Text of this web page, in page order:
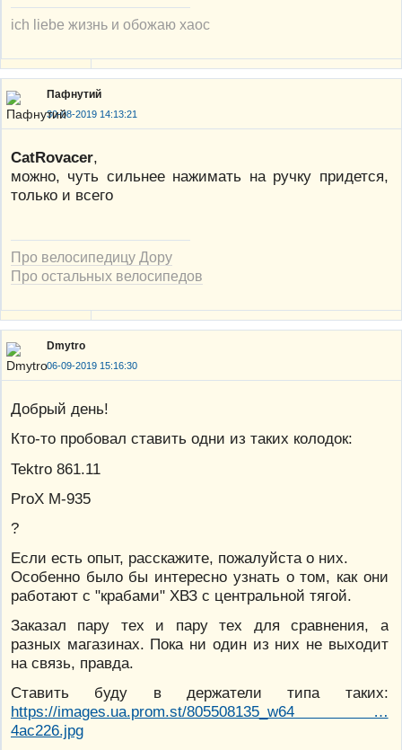
ich liebe жизнь и обожаю хаос
Пафнутий
30-08-2019 14:13:21
CatRovacer,
можно, чуть сильнее нажимать на ручку придется,
только и всего
Про велосипедицу Дору
Про остальных велосипедов
Dmytro
06-09-2019 15:16:30
Добрый день!
Кто-то пробовал ставить одни из таких колодок:
Tektro 861.11
ProX M-935
?
Если есть опыт, расскажите, пожалуйста о них.
Особенно было бы интересно узнать о том, как они
работают с "крабами" ХВЗ с центральной тягой.
Заказал пару тех и пару тех для сравнения, а
разных магазинах. Пока ни один из них не выходит
на связь, правда.
Ставить буду в держатели типа таких:
https://images.ua.prom.st/805508135_w64 …
4ac226.jpg